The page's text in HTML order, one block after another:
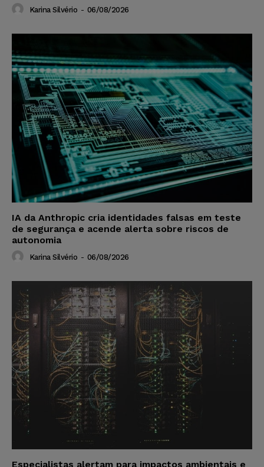
Karina Silvério - 06/08/2026
IA da Anthropic cria identidades falsas em teste
de segurança e acende alerta sobre riscos de
autonomia
Karina Silvério - 06/08/2026
Especialistas alertam para impactos ambientais e